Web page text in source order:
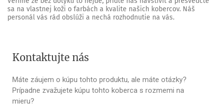
sa na vlastnej koži o farbách a kvalite našich kobercov. Náš
personál vás rád obslúži a nechá rozhodnutie na vás.
Kontaktujte nás
Máte záujem o kúpu tohto produktu, ale máte otázky?
Prípadne zvažujete kúpu tohto koberca s rozmemi na
mieru?